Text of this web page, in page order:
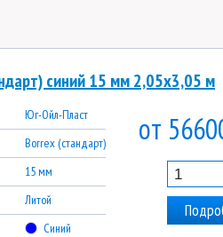
синий 15 мм 2,05х3,05 м
Юг-Ойл-Пласт
Borrex (стандарт)
15 мм
Литой
Синий
от